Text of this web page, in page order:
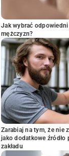
Jak wybrać
mężczyzn?
Zarabiaj na tym, że nie
jako dodatkowe
zakładu